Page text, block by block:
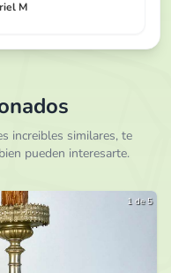
M
M
increibles similares, te
pueden interesarte.
1 de 5